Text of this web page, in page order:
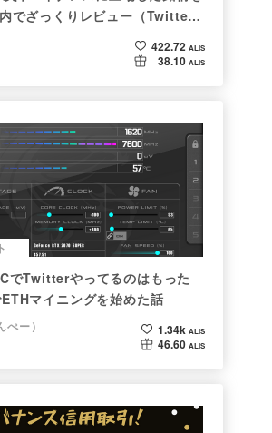
でざっくりレビュー（Twitter
め）
422.72 ALIS
38.10 ALIS
でTwitterやってるのはもった
マイニングを始めた話
ー）
1.34k ALIS
46.60 ALIS